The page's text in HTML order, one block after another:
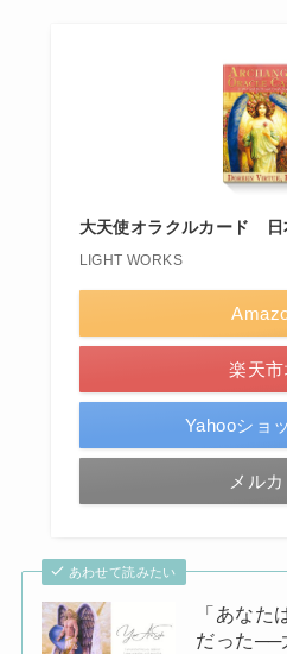
大天使オラクルカード 日
LIGHT WORKS
楽天
Yahooショ
メルカ
あわせて読みたい
「あなた
だった──